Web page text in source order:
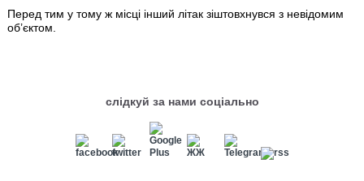
Перед тим у тому ж місці інший літак зіштовхнувся з невідомим
об’єктом.
слідкуй за нами соціально